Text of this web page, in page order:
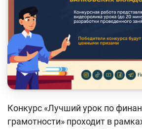
Учебные материалы
Интерактивные
Фотогалерея
О проекте
Карта сайта
Конкурс «Лучший урок по
грамотности» проходит в